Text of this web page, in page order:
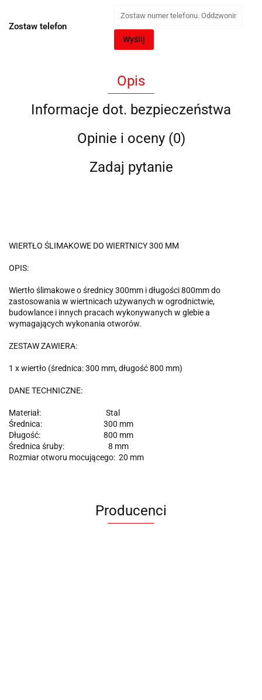
Zostaw telefon
Wyślij
Opis
Informacje dot. bezpieczeństwa
Opinie i oceny (0)
Zadaj pytanie
WIERTŁO ŚLIMAKOWE DO WIERTNICY 300 MM
OPIS:
Wiertło ślimakowe o średnicy 300mm i długości 800mm do
zastosowania w wiertnicach używanych w ogrodnictwie,
budowlance i innych pracach wykonywanych w glebie a
wymagających wykonania otworów.
ZESTAW ZAWIERA:
1 x wiertło (średnica: 300 mm, długość 800 mm)
DANE TECHNICZNE:
Materiał: Stal
Średnica: 300 mm
Długość: 800 mm
Średnica śruby: 8 mm
Rozmiar otworu mocującego: 20 mm
Producenci